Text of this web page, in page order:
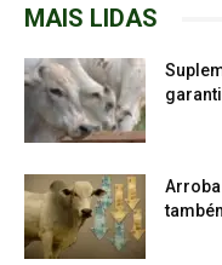
MAIS LIDAS